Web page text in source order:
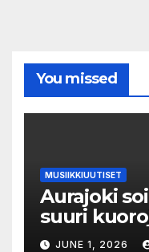
You missed
MUSIIKKIUUTISET
Aurajoki
suuri
jokirannan
JUNE 1, 2026